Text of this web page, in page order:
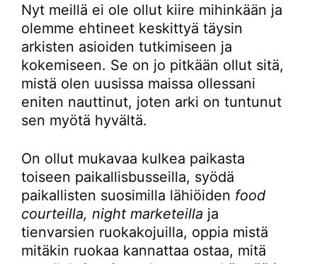
Nyt meillä ei ole ollut kiire mihinkään ja
olemme ehtineet keskittyä täysin
arkisten asioiden tutkimiseen ja
kokemiseen. Se on jo pitkään ollut sitä,
mistä olen uusissa maissa ollessani
eniten nauttinut, joten arki on tuntunut
sen myötä hyvältä.
On ollut mukavaa kulkea paikasta
toiseen paikallisbusseilla, syödä
paikallisten suosimilla lähiöiden food
courteilla, night marketeilla ja
tienvarsien ruokakojuilla, oppia mistä
mitäkin ruokaa kannattaa ostaa, mitä